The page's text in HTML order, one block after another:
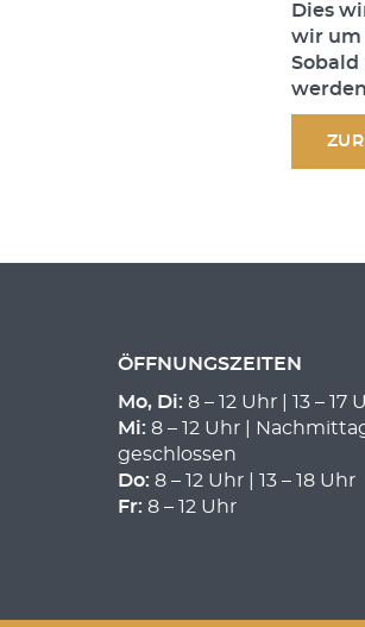
Dies
wir um
ÖFFNUNGSZEITEN
Mo, Di: 8 – 12 Uhr | 13 – 17
Mi: 8 – 12 Uhr |
geschlossen
Do: 8 – 12 Uhr | 13 – 18 Uhr
Fr: 8 – 12 Uhr